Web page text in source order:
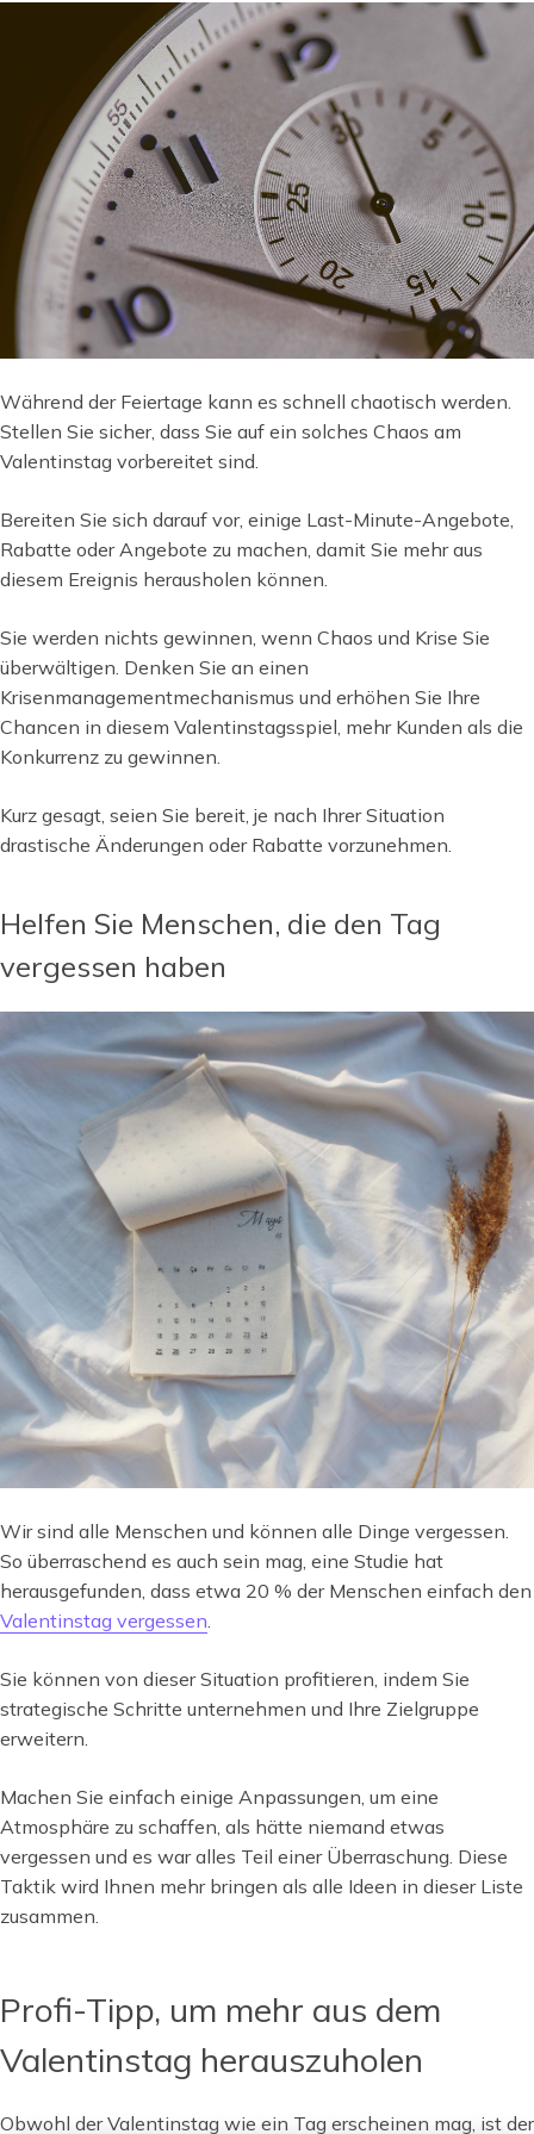
Während der Feiertage kann es schnell chaotisch werden.
Stellen Sie sicher, dass Sie auf ein solches Chaos am
Valentinstag vorbereitet sind.
Bereiten Sie sich darauf vor, einige Last-Minute-Angebote,
Rabatte oder Angebote zu machen, damit Sie mehr aus
diesem Ereignis herausholen können.
Sie werden nichts gewinnen, wenn Chaos und Krise Sie
überwältigen. Denken Sie an einen
Krisenmanagementmechanismus und erhöhen Sie Ihre
Chancen in diesem Valentinstagsspiel, mehr Kunden als die
Konkurrenz zu gewinnen.
Kurz gesagt, seien Sie bereit, je nach Ihrer Situation
drastische Änderungen oder Rabatte vorzunehmen.
Helfen Sie Menschen, die den Tag
vergessen haben
Wir sind alle Menschen und können alle Dinge vergessen.
So überraschend es auch sein mag, eine Studie hat
herausgefunden, dass etwa 20 % der Menschen einfach den
Valentinstag vergessen
Sie können von dieser Situation profitieren, indem Sie
strategische Schritte unternehmen und Ihre Zielgruppe
erweitern.
Machen Sie einfach einige Anpassungen, um eine
Atmosphäre zu schaffen, als hätte niemand etwas
vergessen und es war alles Teil einer Überraschung. Diese
Taktik wird Ihnen mehr bringen als alle Ideen in dieser Liste
zusammen.
Profi-Tipp, um mehr aus dem
Valentinstag herauszuholen
Obwohl der Valentinstag wie ein Tag erscheinen mag, ist der